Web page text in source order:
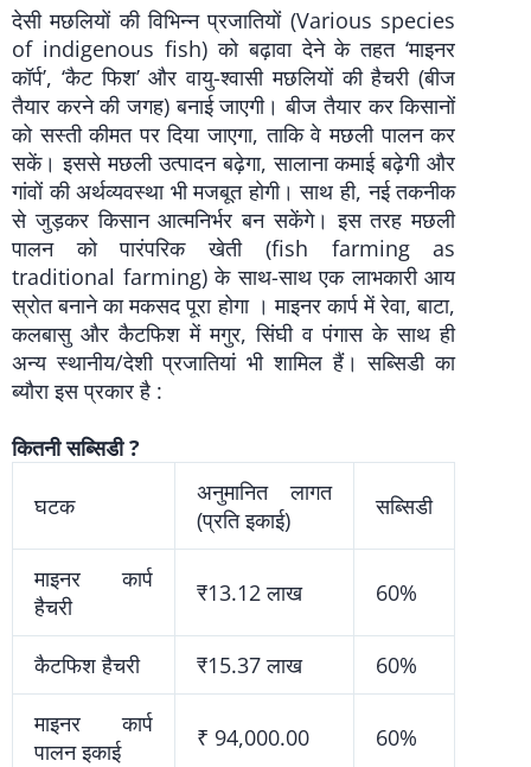
देसी मछलियों की विभिन्न प्रजातियों (Various species
of indigenous fish) को बढ़ावा देने के तहत ‘माइनर
कॉर्प’, ‘कैट फिश’ और वायु-श्वासी मछलियों की हैचरी (बीज
तैयार करने की जगह) बनाई जाएगी। बीज तैयार कर किसानों
को सस्ती कीमत पर दिया जाएगा, ताकि वे मछली पालन कर
सकें। इससे मछली उत्पादन बढ़ेगा, सालाना कमाई बढ़ेगी और
गांवों की अर्थव्यवस्था भी मजबूत होगी। साथ ही, नई तकनीक
से जुड़कर किसान आत्मनिर्भर बन सकेंगे। इस तरह मछली
पालन को पारंपरिक खेती (fish farming as
traditional farming) के साथ-साथ एक लाभकारी आय
स्रोत बनाने का मकसद पूरा होगा । माइनर कार्प में रेवा, बाटा,
कलबासु और कैटफिश में मगुर, सिंघी व पंगास के साथ ही
अन्य स्थानीय/देशी प्रजातियां भी शामिल हैं। सब्सिडी का
ब्यौरा इस प्रकार है :
कितनी सब्सिडी ?
घटक
अनुमानित लागत
(प्रति इकाई)
सब्सिडी
माइनर कार्प
हैचरी
₹13.12 लाख 60%
कैटफिश हैचरी ₹15.37 लाख 60%
माइनर कार्प
पालन इकाई
₹ 94,000.00 60%